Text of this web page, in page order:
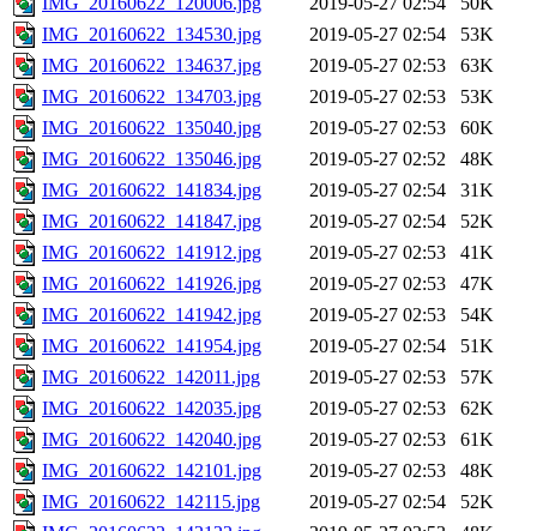
IMG_20160622_134530.jpg
2019-05-27 02:54
53K
IMG_20160622_134637.jpg
2019-05-27 02:53
63K
IMG_20160622_134703.jpg
2019-05-27 02:53
53K
IMG_20160622_135040.jpg
2019-05-27 02:53
60K
IMG_20160622_135046.jpg
2019-05-27 02:52
48K
IMG_20160622_141834.jpg
2019-05-27 02:54
31K
IMG_20160622_141847.jpg
2019-05-27 02:54
52K
IMG_20160622_141912.jpg
2019-05-27 02:53
41K
IMG_20160622_141926.jpg
2019-05-27 02:53
47K
IMG_20160622_141942.jpg
2019-05-27 02:53
54K
IMG_20160622_141954.jpg
2019-05-27 02:54
51K
IMG_20160622_142011.jpg
2019-05-27 02:53
57K
IMG_20160622_142035.jpg
2019-05-27 02:53
62K
IMG_20160622_142040.jpg
2019-05-27 02:53
61K
IMG_20160622_142101.jpg
2019-05-27 02:53
48K
IMG_20160622_142115.jpg
2019-05-27 02:54
52K